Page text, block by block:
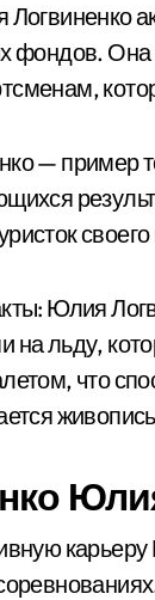
фондов. Она
— пример
Юлия
на льду,
что